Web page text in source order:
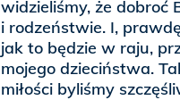
widzieliśmy, że dobroć
i rodzeństwie. I,
jak to będzie w raju,
mojego dzieciństwa.
miłości byliśmy